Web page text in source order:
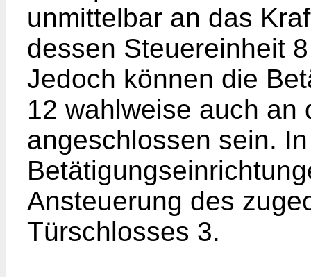
unmittelbar an das
dessen Steuereinheit
Jedoch können die
12 wahlweise auch an
angeschlossen sein.
Ansteuerung des
Türschlosses 3.